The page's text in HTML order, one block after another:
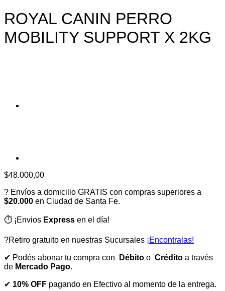
ROYAL CANIN PERRO
MOBILITY SUPPORT X 2KG
$48.000,00
? Envíos a domicilio GRATIS con compras superiores a
$20.000 en Ciudad de Santa Fe.
⏱️ ¡Envios Express en el día!
?Retiro gratuito en nuestras Sucursales ¡Encontralas!
✔ Podés abonar tu compra con Débito o Crédito a través
de Mercado Pago.
✔ 10% OFF pagando en Efectivo al momento de la entrega.